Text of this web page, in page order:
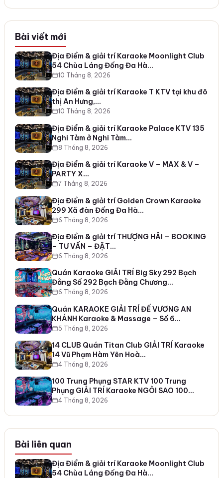
Bài viết mới
Địa Điểm & giải trí Karaoke Moonlight Club
54 Chùa Láng Đống Đa Hà…
10 Tháng 8, 2026
Địa Điểm & giải trí Karaoke T KTV tại khu đô
thị An Hưng,…
10 Tháng 8, 2026
Địa Điểm & giải trí Karaoke Palace KTV 135
Nghi Tàm ở Nghi Tàm…
8 Tháng 8, 2026
Địa Điểm & giải trí Karaoke V – MAX & V –
PARTY X…
7 Tháng 8, 2026
Địa Điểm & giải trí Golden Crown Karaoke
299 Xã đàn Đống Đa Hà…
6 Tháng 8, 2026
Địa Điểm & giải trí THƯỢNG HẢI – BOOKING
– TƯ VẤN – ĐẶT…
6 Tháng 8, 2026
Quán Karaoke GIẢI TRÍ Big Sky 292 Bạch
Đằng Số 292 Bạch Đằng Chương…
6 Tháng 8, 2026
Quán KARAOKE GIẢI TRÍ ĐẾ VƯƠNG AN
KHÁNH Karaoke & Massage – Số 6…
5 Tháng 8, 2026
14 CLUB Quán Titan Club GIẢI TRÍ Karaoke
14 Vũ Phạm Hàm Yên Hoà…
4 Tháng 8, 2026
100 Trung Phụng STAR KTV 100 Trung
Phụng GIẢI TRÍ Karaoke NGÔI SAO 100…
4 Tháng 8, 2026
Bài liên quan
Địa Điểm & giải trí Karaoke Moonlight Club
54 Chùa Láng Đống Đa Hà…